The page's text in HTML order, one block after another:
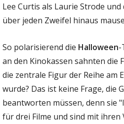
Lee Curtis als Laurie Strode
über jeden Zweifel hinaus
So polarisierend die Halloween-
an den Kinokassen sahnten die
die zentrale Figur der Reihe am
wurde? Das ist keine Frage, die
beantworten müssen, denn sie
für drei Filme und sind mit